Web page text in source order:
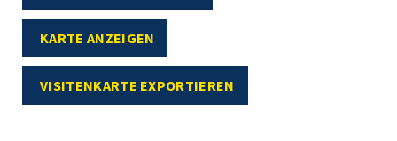
KARTE ANZEIGEN
VISITENKARTE EXPORTIEREN